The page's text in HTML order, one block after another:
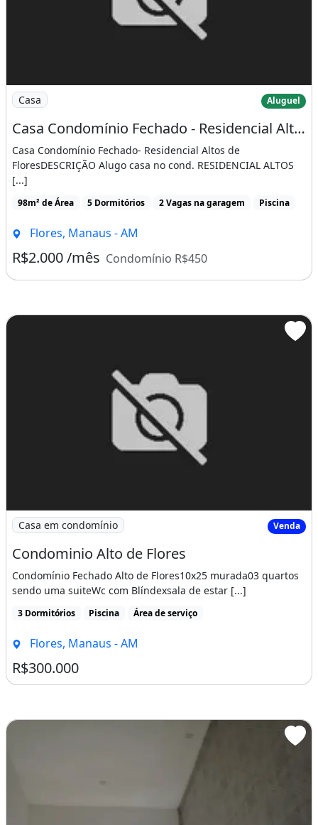
Imagem: Casa Condomínio Fechado - Residencial Altos
Casa Aluguel
Casa Condomínio Fechado - Residencial Altos de Flores
Casa Condomínio Fechado- Residencial Altos de
FloresDESCRIÇÃO Alugo casa no cond. RESIDENCIAL ALTOS
[...]
98m² de Área 5 Dormitórios 2 Vagas na garagem Piscina
Flores, Manaus - AM
R$2.000 /mês Condomínio R$450
Imagem: Condominio Alto de Flores
Casa em condomínio Venda
Condominio Alto de Flores
Condomínio Fechado Alto de Flores10x25 murada03 quartos
sendo uma suiteWc com Blíndexsala de estar [...]
3 Dormitórios Piscina Área de serviço
Flores, Manaus - AM
R$300.000